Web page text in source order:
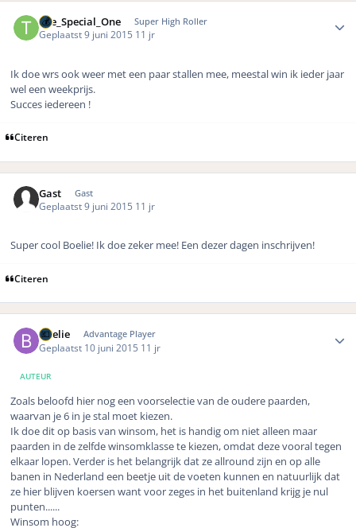
The_Special_One Super High Roller
Geplaatst9 juni 2015 11 jr
Ik doe wrs ook weer met een paar stallen mee, meestal win ik ieder jaar
wel een weekprijs.
Succes iedereen !
Citeren
Gast Gast
Geplaatst9 juni 2015 11 jr
Super cool Boelie! Ik doe zeker mee! Een dezer dagen inschrijven!
Citeren
Boelie Advantage Player
Geplaatst 10 juni 2015 11 jr
AUTEUR
Zoals beloofd hier nog een voorselectie van de oudere paarden,
waarvan je 6 in je stal moet kiezen.
Ik doe dit op basis van winsom, het is handig om niet alleen maar
paarden in de zelfde winsomklasse te kiezen, omdat deze vooral tegen
elkaar lopen. Verder is het belangrijk dat ze allround zijn en op alle
banen in Nederland een beetje uit de voeten kunnen en natuurlijk dat
ze hier blijven koersen want voor zeges in het buitenland krijg je nul
punten......
Winsom hoog: